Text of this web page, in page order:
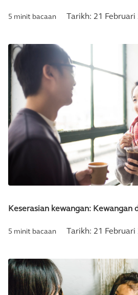
5 minit bacaan Tarikh: 21 Februari
Keserasian kewangan: Kewangan
5 minit bacaan Tarikh: 21 Februari